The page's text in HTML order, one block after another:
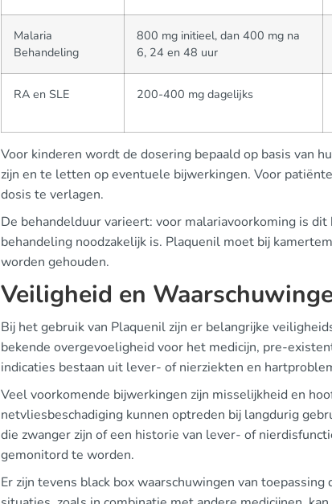
Malaria
Behandeling
800 mg initieel, dan 400 mg na
6, 24 en 48 uur
RA en SLE 200-400 mg dagelijks
Voor kinderen wordt de dosering bepaald op basis van
zijn en te letten op eventuele bijwerkingen. Voor
dosis te verlagen.
De behandelduur varieert: voor malariavoorkoming is
behandeling noodzakelijk is. Plaquenil moet bij
worden gehouden.
Veiligheid en
Bij het gebruik van Plaquenil zijn er belangrijke
bekende overgevoeligheid voor het medicijn, pre-
indicaties bestaan uit lever- of nierziekten en
Veel voorkomende bijwerkingen zijn misselijkheid en
netvliesbeschadiging kunnen optreden bij langdurig
die zwanger zijn of een historie van lever- of
gemonitord te worden.
Er zijn tevens black box waarschuwingen van